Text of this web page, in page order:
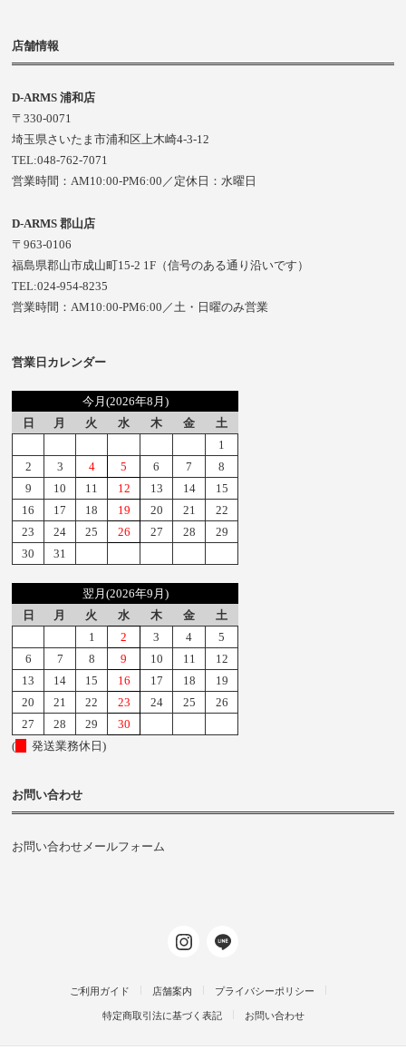
店舗情報
D-ARMS 浦和店
〒330-0071
埼玉県さいたま市浦和区上木崎4-3-12
TEL:048-762-7071
営業時間：AM10:00-PM6:00／定休日：水曜日
D-ARMS 郡山店
〒963-0106
福島県郡山市成山町15-2 1F（信号のある通り沿いです）
TEL:024-954-8235
営業時間：AM10:00-PM6:00／土・日曜のみ営業
営業日カレンダー
今月(2026年8月)
日
月 火 水 木 金
土
1
2
3 4 5 6 7
8
9
10 11 12 13 14
15
16
17 18 19 20 21
22
23
24 25 26 27 28
29
30
31
翌月(2026年9月)
日
月 火 水 木 金
土
1
2 3 4
5
6
7 8 9 10 11
12
13
14 15 16 17 18
19
20
21 22 23 24 25
26
27
28 29
30
(
発送業務休日)
お問い合わせ
お問い合わせメールフォーム
ご利用ガイド 店舗案内 プライバシーポリシー
特定商取引法に基づく表記 お問い合わせ